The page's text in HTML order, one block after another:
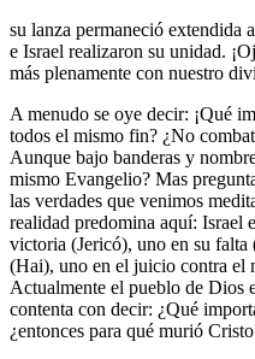
su lanza permaneció extendida
e Israel realizaron su unidad.
más plenamente con nuestro
A menudo se oye decir: ¡Qué
todos el mismo fin? ¿No
Aunque bajo banderas y
mismo Evangelio? Mas
las verdades que venimos
realidad predomina aquí: Israel
victoria (Jericó), uno en su falta
(Hai), uno en el juicio contra el
Actualmente el pueblo de Dios
contenta con decir: ¿Qué
¿entonces para qué murió